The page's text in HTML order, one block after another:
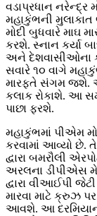
વડાપ્રધાન
મહાકુંભની
મોદી બુધવારે માઘ
કરશે. સ્નાન કર્યા
અને દેશવાસીઓના
સવારે ૧૦ વાગે
મારફતે સંગમ જશે.
કલાક રોકાશે. આ
પાછા ફરશે.
મહાકુંભમાં પીએમ
કરવામાં આવ્યો છે.
દ્વારા બમરૌલી
અરલના ડીપીએસ
દ્વારા વીઆઈપી
મારવા માટે ક્રુઝ
આવશે. આ દરમિયાન